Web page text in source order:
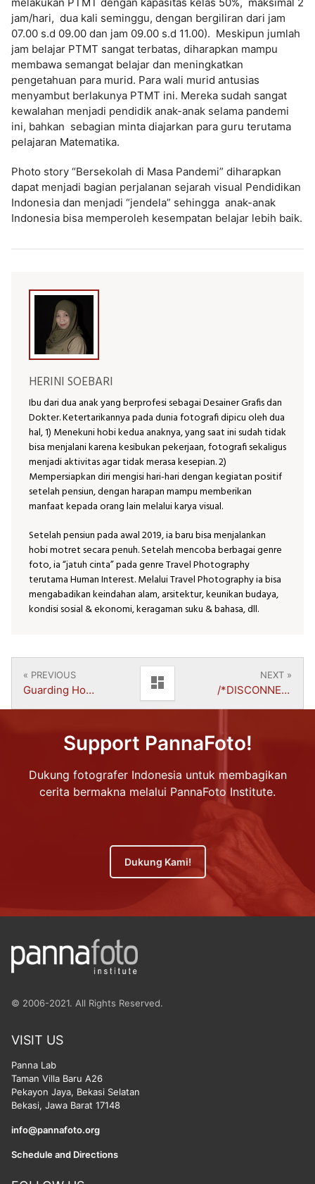
jam/hari, dua kali seminggu, dengan bergiliran dari jam
07.00 s.d 09.00 dan jam 09.00 s.d 11.00). Meskipun jumlah
jam belajar PTMT sangat terbatas, diharapkan mampu
membawa semangat belajar dan meningkatkan
pengetahuan para murid. Para wali murid antusias
menyambut berlakunya PTMT ini. Mereka sudah sangat
kewalahan menjadi pendidik anak-anak selama pandemi
ini, bahkan sebagian minta diajarkan para guru terutama
pelajaran Matematika.
Photo story “Bersekolah di Masa Pandemi” diharapkan
dapat menjadi bagian perjalanan sejarah visual Pendidikan
Indonesia dan menjadi “jendela” sehingga anak-anak
Indonesia bisa memperoleh kesempatan belajar lebih baik.
HERINI SOEBARI
Ibu dari dua anak yang berprofesi sebagai Desainer Grafis dan
Dokter. Ketertarikannya pada dunia fotografi dipicu oleh dua
hal, 1) Menekuni hobi kedua anaknya, yang saat ini sudah tidak
bisa menjalani karena kesibukan pekerjaan, fotografi sekaligus
menjadi aktivitas agar tidak merasa kesepian. 2)
Mempersiapkan diri mengisi hari-hari dengan kegiatan positif
setelah pensiun, dengan harapan mampu memberikan
manfaat kepada orang lain melalui karya visual.
Setelah pensiun pada awal 2019, ia baru bisa menjalankan
hobi motret secara penuh. Setelah mencoba berbagai genre
foto, ia “jatuh cinta” pada genre Travel Photography
terutama Human Interest. Melalui Travel Photography ia bisa
mengabadikan keindahan alam, arsitektur, keunikan budaya,
kondisi sosial & ekonomi, keragaman suku & bahasa, dll.
« PREVIOUS
Guarding Hope | Harry Hartanto dashboard NEXT »
/*DISCONNECT*/ | Kusuma Budi Perdanasari
Support PannaFoto!
Dukung fotografer Indonesia untuk membagikan
cerita bermakna melalui PannaFoto Institute.
Dukung Kami!
© 2006-2021. All Rights Reserved.
VISIT US
Panna Lab
Taman Villa Baru A26
Pekayon Jaya, Bekasi Selatan
Bekasi, Jawa Barat 17148
info@pannafoto.org
Schedule and Directions